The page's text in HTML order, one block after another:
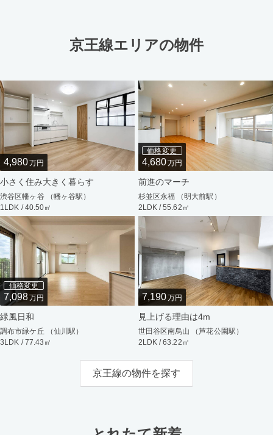
京王線エリアの物件
4,980万円
小さく住み大きく暮らす
渋谷区幡ヶ谷 （幡ヶ谷駅）
1LDK / 40.50㎡
価格変更
4,680万円
前進のマーチ
杉並区永福 （明大前駅）
2LDK / 55.62㎡
価格変更
7,098万円
緑風日和
調布市緑ケ丘 （仙川駅）
3LDK / 77.43㎡
7,190万円
見上げる理由は4m
世田谷区南烏山 （芦花公園駅）
2LDK / 63.22㎡
京王線の物件を探す